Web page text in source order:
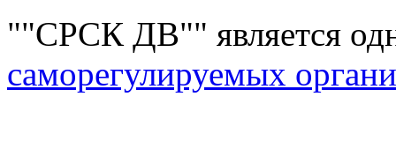
""СРСК ДВ"" является
саморегулируемых